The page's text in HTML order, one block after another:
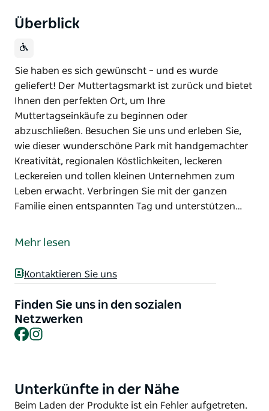
Überblick
Sie haben es sich gewünscht – und es wurde
geliefert! Der Muttertagsmarkt ist zurück und bietet
Ihnen den perfekten Ort, um Ihre
Muttertagseinkäufe zu beginnen oder
abzuschließen. Besuchen Sie uns und erleben Sie,
wie dieser wunderschöne Park mit handgemachter
Kreativität, regionalen Köstlichkeiten, leckeren
Leckereien und tollen kleinen Unternehmen zum
Leben erwacht. Verbringen Sie mit der ganzen
Familie einen entspannten Tag und unterstützen…
geliefert! Der Muttertagsmarkt ist zurück und bietet
Muttertagseinkäufe zu beginnen oder
abzuschließen. Besuchen Sie uns und erleben Sie,
Kreativität, regionalen Köstlichkeiten, leckeren
Leckereien und tollen kleinen Unternehmen zum
Leben erwacht. Verbringen Sie mit der ganzen
Mehr lesen
Kontaktieren Sie uns
Finden Sie uns in den sozialen
Netzwerken
Facebook
Product
List
Unterkünfte in der Nähe
Product
Beim Laden der Produkte ist ein Fehler aufgetreten.